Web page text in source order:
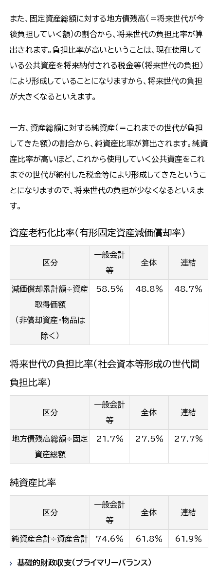
また、固定資産総額に対する地方債残高（＝将来世代が今
後負担していく額）の割合から、将来世代の負担比率が算
出されます。負担比率が高いということは、現在使用して
いる公共資産を将来納付される税金等（将来世代の負担）
により形成していることになりますから、将来世代の負担
が大きくなるといえます。
一方、資産総額に対する純資産（＝これまでの世代が負担
してきた額）の割合から、純資産比率が算出されます。 純資
産比率が高いほど、これから使用していく公共資産をこれ
までの世代が納付した税金等により形成してきたというこ
とになりますので、将来世代の負担が少なくなるといえま
す。
資産老朽化比率（有形固定資産減価償却率）
区分
一般会計
等
全体 連結
減価償却累計額÷資産
取得価額
（非償却資産・物品は
除く）
58.5％ 48.8％ 48.7％
将来世代の負担比率（社会資本等形成の世代間
負担比率）
区分
一般会計
等
全体 連結
地方債残高総額÷固定
資産総額
21.7％ 27.5％ 27.7％
純資産比率
区分
一般会計
等
全体 連結
純資産合計÷資産合計 74.6％ 61.8％ 61.9％
基礎的財政収支（プライマリーバランス）